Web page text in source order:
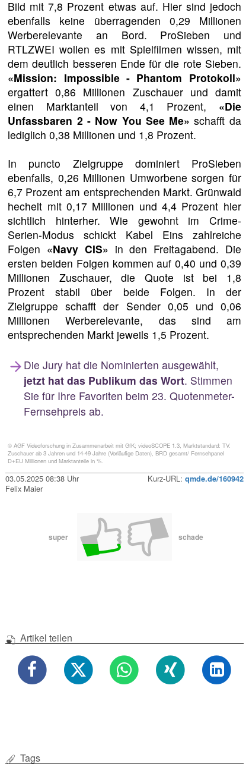
Bild mit 7,8 Prozent etwas auf. Hier sind jedoch
ebenfalls keine überragenden 0,29 Millionen
Werberelevante an Bord. ProSieben und
RTLZWEI wollen es mit Spielfilmen wissen, mit
dem deutlich besseren Ende für die rote Sieben.
«Mission: Impossible - Phantom Protokoll»
ergattert 0,86 Millionen Zuschauer und damit
einen Marktanteil von 4,1 Prozent, «Die
Unfassbaren 2 - Now You See Me» schafft da
lediglich 0,38 Millionen und 1,8 Prozent.
In puncto Zielgruppe dominiert ProSieben
ebenfalls, 0,26 Millionen Umworbene sorgen für
6,7 Prozent am entsprechenden Markt. Grünwald
hechelt mit 0,17 Millionen und 4,4 Prozent hier
sichtlich hinterher. Wie gewohnt im Crime-
Serien-Modus schickt Kabel Eins zahlreiche
Folgen «Navy CIS» in den Freitagabend. Die
ersten beiden Folgen kommen auf 0,40 und 0,39
Millionen Zuschauer, die Quote ist bei 1,8
Prozent stabil über beide Folgen. In der
Zielgruppe schafft der Sender 0,05 und 0,06
Millionen Werberelevante, das sind am
entsprechenden Markt jeweils 1,5 Prozent.
Die Jury hat die Nominierten ausgewählt,
jetzt hat das Publikum das Wort. Stimmen
Sie für Ihre Favoriten beim 23. Quotenmeter-
Fernsehpreis ab.
© AGF Videoforschung in Zusammenarbeit mit GfK; videoSCOPE 1.3, Marktstandard: TV.
Zuschauer ab 3 Jahren und 14-49 Jahre (Vorläufige Daten), BRD gesamt/ Fernsehpanel
D+EU Millionen und Marktanteile in %.
03.05.2025 08:38 Uhr Kurz-URL: qmde.de/160942
Felix Maier
super schade
Artikel teilen
Tags